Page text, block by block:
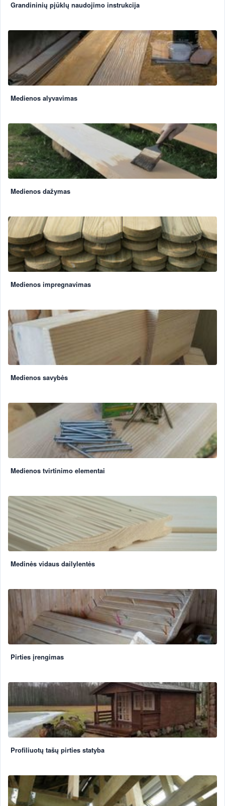
Grandininių pjūklų naudojimo instrukcija
Medienos alyvavimas
Medienos dažymas
Medienos impregnavimas
Medienos savybės
Medienos tvirtinimo elementai
Medinės vidaus dailylentės
Pirties įrengimas
Profiliuotų tašų pirties statyba